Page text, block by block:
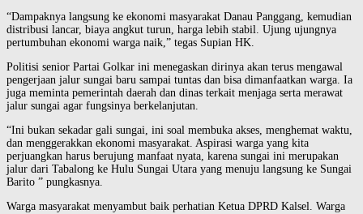
“Dampaknya langsung ke ekonomi masyarakat Danau Panggang, kemudian
distribusi lancar, biaya angkut turun, harga lebih stabil. Ujung ujungnya
pertumbuhan ekonomi warga naik,” tegas Supian HK.
Politisi senior Partai Golkar ini menegaskan dirinya akan terus mengawal
pengerjaan jalur sungai baru sampai tuntas dan bisa dimanfaatkan warga. Ia
juga meminta pemerintah daerah dan dinas terkait menjaga serta merawat
jalur sungai agar fungsinya berkelanjutan.
“Ini bukan sekadar gali sungai, ini soal membuka akses, menghemat waktu,
dan menggerakkan ekonomi masyarakat. Aspirasi warga yang kita
perjuangkan harus berujung manfaat nyata, karena sungai ini merupakan
jalur dari Tabalong ke Hulu Sungai Utara yang menuju langsung ke Sungai
Barito ” pungkasnya.
Warga masyarakat menyambut baik perhatian Ketua DPRD Kalsel. Warga